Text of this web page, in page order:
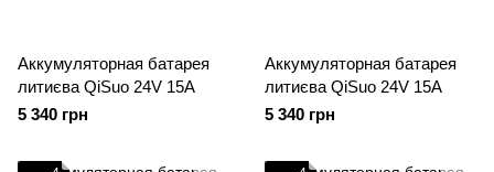
Аккумуляторная батарея
литиєва QiSuo 24V 15A
5 340 грн
Аккумуляторная батарея
литиєва QiSuo 24V 15A
5 340 грн